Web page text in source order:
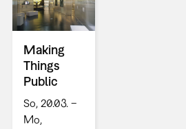
Making
Things
Public
So, 20.03. –
Mo,